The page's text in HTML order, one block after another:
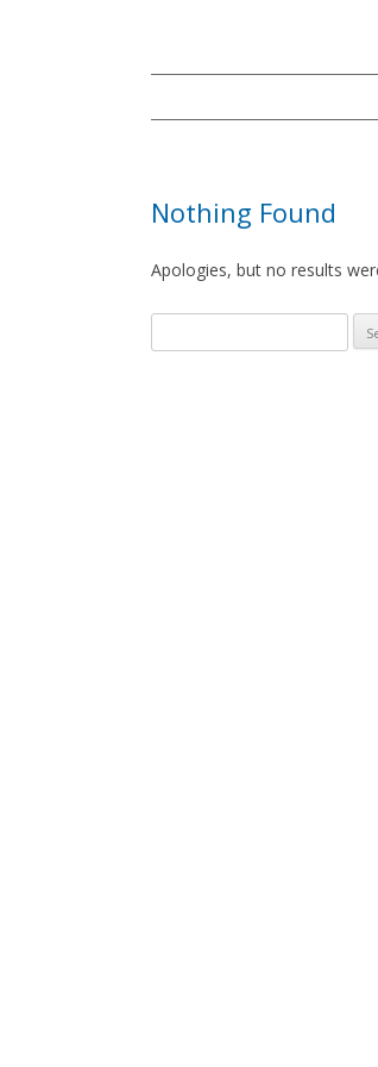
Nothing Found
Apologies, but no results
for: